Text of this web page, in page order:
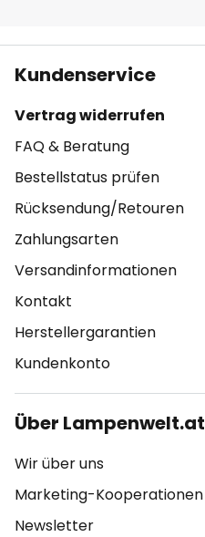
Kundenservice
Vertrag widerrufen
FAQ & Beratung
Bestellstatus prüfen
Rücksendung/Retouren
Zahlungsarten
Versandinformationen
Kontakt
Herstellergarantien
Kundenkonto
Über Lampenwelt.at
Wir über uns
Marketing-Kooperationen
Newsletter